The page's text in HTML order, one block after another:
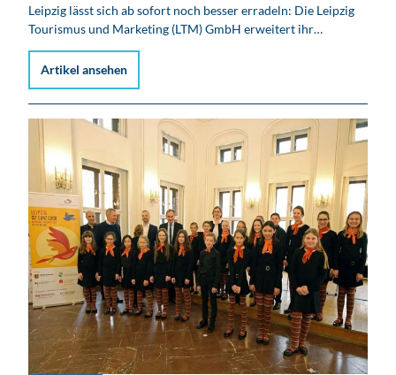
Leipzig lässt sich ab sofort noch besser erradeln: Die Leipzig
Tourismus und Marketing (LTM) GmbH erweitert ihr…
Artikel ansehen